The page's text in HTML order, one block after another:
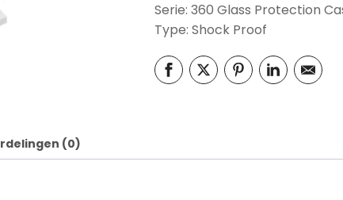
Serie: 360 Glass Protection
Type: Shock Proof
(0)